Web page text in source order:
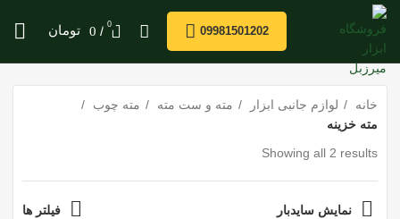
09981501202
0
/
0 تومان
خانه لوازم جانبی ابزار مته و ست مته
مته چوب
مته خزینه
Showing all 2 results
نمایش سایدبار فیلتر ها